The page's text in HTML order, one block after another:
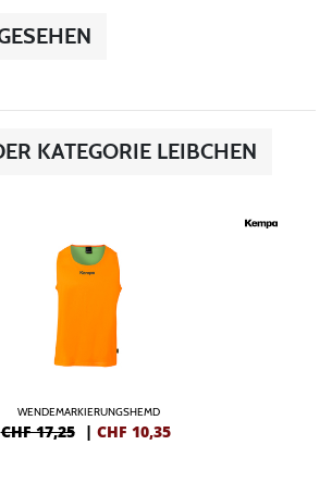
KATEGORIE LEIBCHEN
WENDEMARKIERUNGSHEMD
CHF 17,25 | CHF 10,35